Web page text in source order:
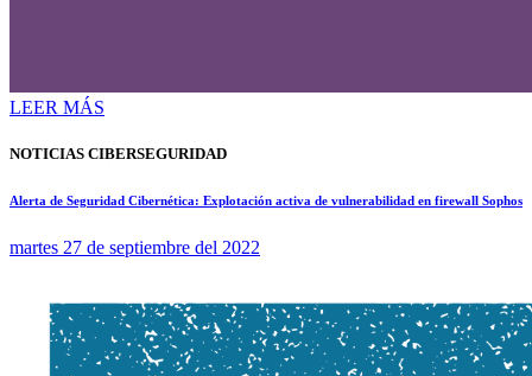
LEER MÁS
NOTICIAS CIBERSEGURIDAD
Alerta de Seguridad Cibernética: Explotación activa de vulnerabilidad en firewall Sophos
martes 27 de septiembre del 2022